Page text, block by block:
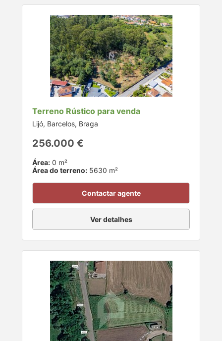
Terreno Rústico para venda
Lijó, Barcelos, Braga
256.000 €
Área: 0 m²
Área do terreno: 5630 m²
Contactar agente
Ver detalhes